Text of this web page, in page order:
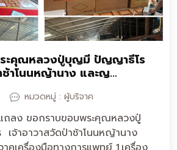
ะคุณหลวงปู่บุญมี ปัญญาธีโร
ช้าโนนหญ้านาง และญ...
หมวดหมู่ : ผู้บริจาค
ถลง ขอกราบขอบพระคุณหลวงปู่
าอาวาสวัดป่าช้าโนนหญ้านาง